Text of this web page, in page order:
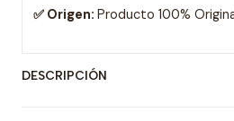
✅ Origen: Producto 100%
DESCRIPCIÓN